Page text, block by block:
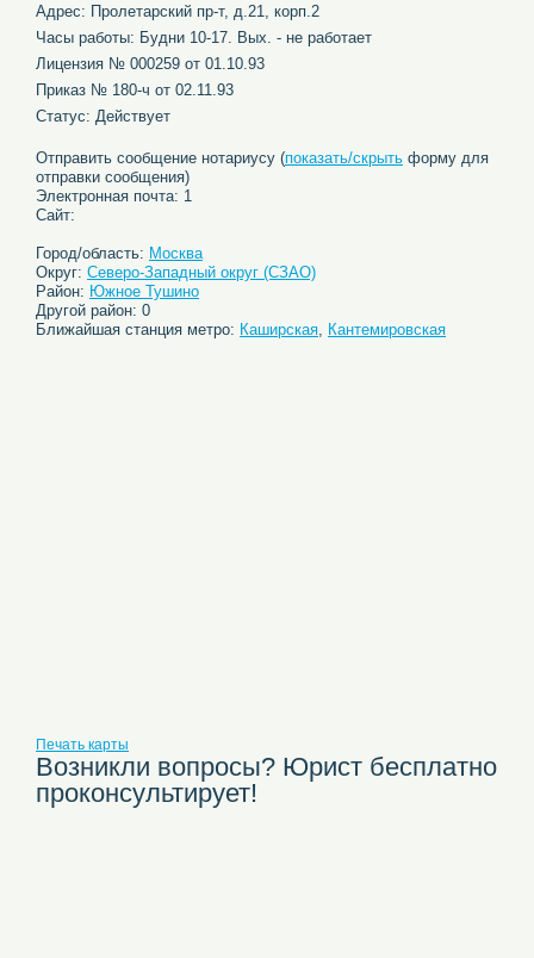
Адрес: Пролетарский пр-т, д.21, корп.2
Часы работы: Будни 10-17. Вых. - не работает
Лицензия № 000259 от 01.10.93
Приказ № 180-ч от 02.11.93
Статус: Действует
Отправить сообщение нотариусу (показать/скрыть форму для
отправки сообщения)
Электронная почта: 1
Сайт:
Город/область: Москва
Округ: Северо-Западный округ (СЗАО)
Район: Южное Тушино
Другой район: 0
Ближайшая станция метро: Каширская, Кантемировская
Печать карты
Возникли вопросы? Юрист бесплатно
проконсультирует!